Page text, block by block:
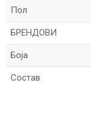
Пол
БРЕНДОВИ
Боја
Состав